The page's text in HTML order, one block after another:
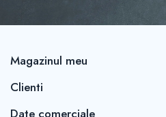
Magazinul meu
Clienti